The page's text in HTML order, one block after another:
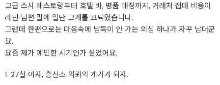
고급 스시 레스토랑부터 호텔 바, 명품 매장까지, 거래처 접대 비용이
라던 남편 말에 일단 고개를 끄덕였습니다.
그런데 한편으로는 마음속에 납득이 안 가는 의심 하나가 자꾸 남더군
요.
요즘 제가 예민한 시기인가 싶었어요.
1. 27살 여자,흥신소 의뢰의 계기가 되자.